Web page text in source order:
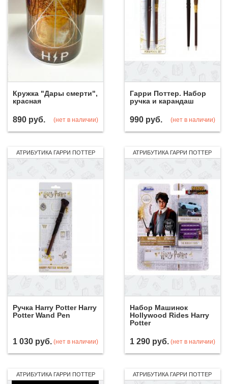
Кружка "Дары смерти",
красная
890 руб. (нет в наличии)
Гарри Поттер. Набор
ручка и карандаш
990 руб. (нет в наличии)
АТРИБУТИКА ГАРРИ ПОТТЕР
Ручка Harry Potter Harry
Potter Wand Pen
1 030 руб. (нет в наличии)
АТРИБУТИКА ГАРРИ ПОТТЕР
Набор Машинок
Hollywood Rides Harry
Potter
1 290 руб. (нет в наличии)
АТРИБУТИКА ГАРРИ ПОТТЕР АТРИБУТИКА ГАРРИ ПОТТЕР